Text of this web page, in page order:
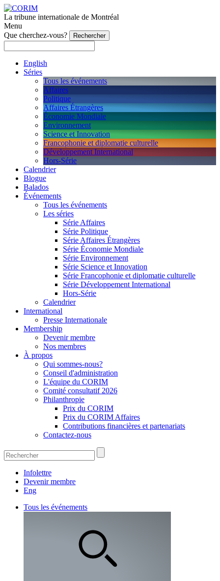
La tribune internationale de Montréal
Menu
Que cherchez-vous?
English
Séries
Tous les événements
Affaires
Politique
Affaires Étrangères
Économie Mondiale
Environnement
Science et Innovation
Francophonie et diplomatie culturelle
Développement International
Hors-Série
Calendrier
Blogue
Balados
Événements
Tous les événements
Les séries
Série Affaires
Série Politique
Série Affaires Étrangères
Série Économie Mondiale
Série Environnement
Série Science et Innovation
Série Francophonie et diplomatie culturelle
Série Développement International
Hors-Série
Calendrier
International
Presse Internationale
Membership
Devenir membre
Nos membres
À propos
Qui sommes-nous?
Conseil d'administration
L'équipe du CORIM
Comité consultatif 2026
Philanthropie
Prix du CORIM
Prix du CORIM Affaires
Contributions financières et partenariats
Contactez-nous
Infolettre
Devenir membre
Eng
Tous les événements